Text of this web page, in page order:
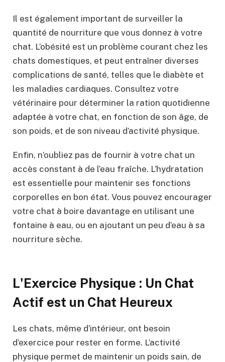
Il est également important de surveiller la
quantité de nourriture que vous donnez à votre
chat. L’obésité est un problème courant chez les
chats domestiques, et peut entraîner diverses
complications de santé, telles que le diabète et
les maladies cardiaques. Consultez votre
vétérinaire pour déterminer la ration quotidienne
adaptée à votre chat, en fonction de son âge, de
son poids, et de son niveau d’activité physique.
Enfin, n’oubliez pas de fournir à votre chat un
accès constant à de l’eau fraîche. L’hydratation
est essentielle pour maintenir ses fonctions
corporelles en bon état. Vous pouvez encourager
votre chat à boire davantage en utilisant une
fontaine à eau, ou en ajoutant un peu d’eau à sa
nourriture sèche.
L'Exercice Physique : Un Chat
Actif est un Chat Heureux
Les chats, même d’intérieur, ont besoin
d’exercice pour rester en forme. L’activité
physique permet de maintenir un poids sain, de